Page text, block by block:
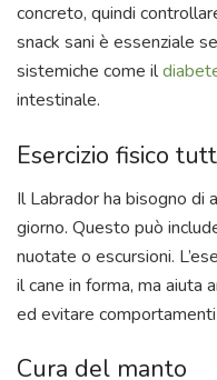
concreto, quindi
snack sani è essenziale
sistemiche come il
intestinale.
Esercizio fisico
Il Labrador ha bisogno di
giorno. Questo può
nuotate o escursioni.
il cane in forma, ma aiuta
ed evitare
Cura del manto